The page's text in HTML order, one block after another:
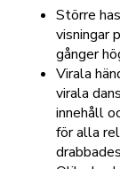
Större
visningar
gånger
Virala
virala
innehåll
för alla